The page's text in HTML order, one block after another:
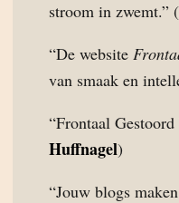
stroom in zwemt.” (
“De website
van smaak en
“Frontaal
Huffnagel)
“Jouw blogs